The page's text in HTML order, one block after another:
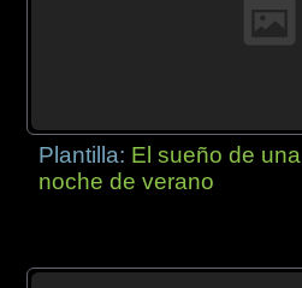
Plantilla: El sueño de una
noche de verano